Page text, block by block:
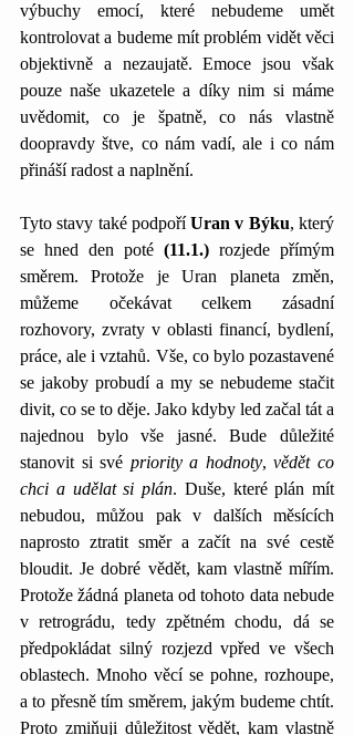
výbuchy emocí, které nebudeme umět
kontrolovat a budeme mít problém vidět věci
objektivně a nezaujatě. Emoce jsou však
pouze naše ukazetele a díky nim si máme
uvědomit, co je špatně, co nás vlastně
doopravdy štve, co nám vadí, ale i co nám
přináší radost a naplnění.
Tyto stavy také podpoří Uran v Býku, který
se hned den poté (11.1.) rozjede přímým
směrem. Protože je Uran planeta změn,
můžeme očekávat celkem zásadní
rozhovory, zvraty v oblasti financí, bydlení,
práce, ale i vztahů. Vše, co bylo pozastavené
se jakoby probudí a my se nebudeme stačit
divit, co se to děje. Jako kdyby led začal tát a
najednou bylo vše jasné. Bude důležité
stanovit si své priority a hodnoty, vědět co
chci a udělat si plán. Duše, které plán mít
nebudou, můžou pak v dalších měsících
naprosto ztratit směr a začít na své cestě
bloudit. Je dobré vědět, kam vlastně mířím.
Protože žádná planeta od tohoto data nebude
v retrográdu, tedy zpětném chodu, dá se
předpokládat silný rozjezd vpřed ve všech
oblastech. Mnoho věcí se pohne, rozhoupe,
a to přesně tím směrem, jakým budeme chtít.
Proto zmiňuji důležitost vědět, kam vlastně